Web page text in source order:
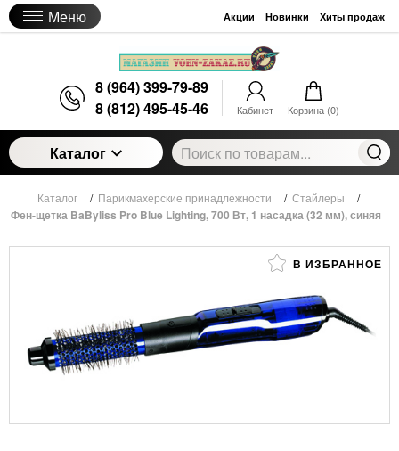
Меню Акции Новинки Хиты продаж
8 (964) 399-79-89
8 (812) 495-45-46
Кабинет Корзина (0)
Каталог
Каталог / Парикмахерские принадлежности / Стайлеры /
Фен-щетка BaByliss Pro Blue Lighting, 700 Вт, 1 насадка (32 мм), синяя
В ИЗБРАННОЕ